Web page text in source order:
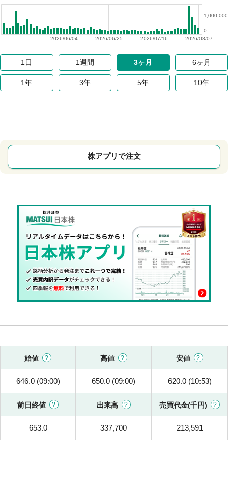
2026/08/07
2026/07/16
2026/06/25
2026/06/04
0
1,000,000
1日 1週間 3ヶ月 6ヶ月
1年 3年 5年 10年
株アプリで注文
始値 高値 安値
646.0 (09:00) 650.0 (09:00) 620.0 (10:53)
前日終値 出来高 売買代金(千円)
653.0 337,700 213,591